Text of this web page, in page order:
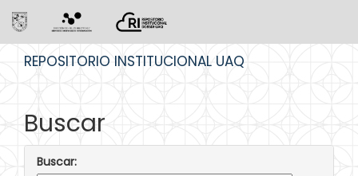
REPOSITORIO INSTITUCIONAL UAQ
Buscar
Buscar: